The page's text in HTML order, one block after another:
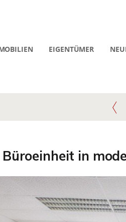
EIGENTÜMER
Büroeinheit in